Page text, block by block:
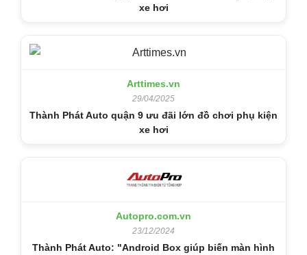
xe hơi
Arttimes.vn
29/04/2025
Thành Phát Auto quận 9 ưu đãi lớn đồ chơi phụ kiện
xe hơi
Autopro.com.vn
23/12/2024
Thành Phát Auto: "Android Box giúp biến màn hình